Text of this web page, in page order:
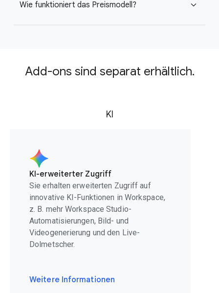
Wie funktioniert das Preismodell? expand_more
Add-ons sind separat erhältlich.
KI
KI-erweiterter Zugriff
Sie erhalten erweiterten Zugriff auf
innovative KI-Funktionen in Workspace,
z. B. mehr Workspace Studio-
Automatisierungen, Bild- und
Videogenerierung und den Live-
Dolmetscher.
Weitere Informationen